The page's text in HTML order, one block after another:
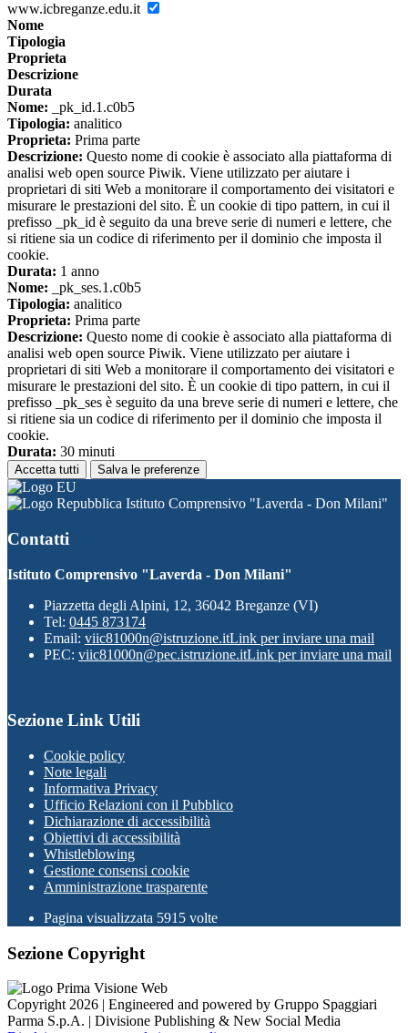
www.icbreganze.edu.it
Nome
Tipologia
Proprieta
Descrizione
Durata
Nome: _pk_id.1.c0b5
Tipologia: analitico
Proprieta: Prima parte
Descrizione: Questo nome di cookie è associato alla piattaforma di
analisi web open source Piwik. Viene utilizzato per aiutare i
proprietari di siti Web a monitorare il comportamento dei visitatori e
misurare le prestazioni del sito. È un cookie di tipo pattern, in cui il
prefisso _pk_id è seguito da una breve serie di numeri e lettere, che
si ritiene sia un codice di riferimento per il dominio che imposta il
cookie.
Durata: 1 anno
Nome: _pk_ses.1.c0b5
Tipologia: analitico
Proprieta: Prima parte
Descrizione: Questo nome di cookie è associato alla piattaforma di
analisi web open source Piwik. Viene utilizzato per aiutare i
proprietari di siti Web a monitorare il comportamento dei visitatori e
misurare le prestazioni del sito. È un cookie di tipo pattern, in cui il
prefisso _pk_ses è seguito da una breve serie di numeri e lettere, che
si ritiene sia un codice di riferimento per il dominio che imposta il
cookie.
Durata: 30 minuti
Accetta tutti Salva le preferenze
Istituto Comprensivo "Laverda - Don Milani"
Contatti
Istituto Comprensivo "Laverda - Don Milani"
Piazzetta degli Alpini, 12, 36042 Breganze (VI)
Tel: 0445 873174
Email: viic81000n@istruzione.itLink per inviare una mail
PEC: viic81000n@pec.istruzione.itLink per inviare una mail
Sezione Link Utili
Cookie policy
Note legali
Informativa Privacy
Ufficio Relazioni con il Pubblico
Dichiarazione di accessibilità
Obiettivi di accessibilità
Whistleblowing
Gestione consensi cookie
Amministrazione trasparente
Pagina visualizzata 5915 volte
Sezione Copyright
Copyright 2026 | Engineered and powered by Gruppo Spaggiari
Parma S.p.A. | Divisione Publishing & New Social Media